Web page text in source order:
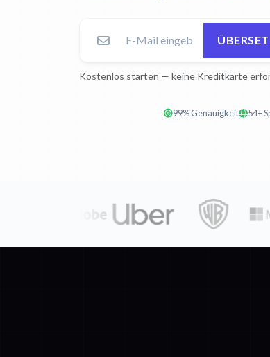
Kostenlos starten — keine Kreditkarte
99% Genauigkeit 54+